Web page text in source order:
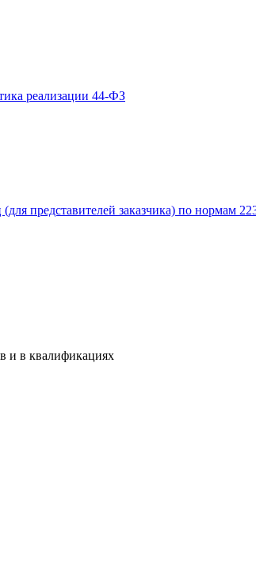
реализации 44-ФЗ
представителей заказчика) по нормам
и в квалификациях